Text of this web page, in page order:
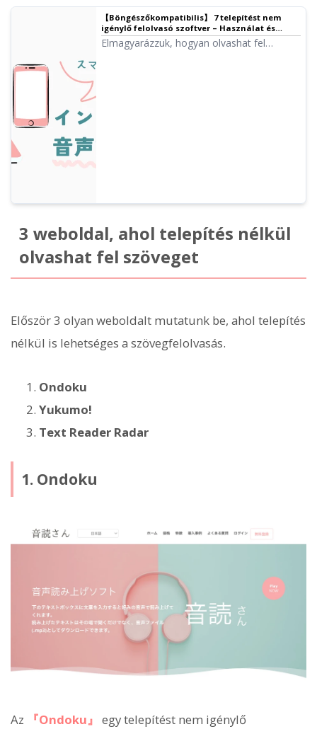
【Böngészőkompatibilis】 7 telepítést nem
igénylő felolvasó szoftver – Használat és
ajánlott szolgáltatások
Elmagyarázzuk, hogyan olvashat fel
3 weboldal, ahol telepítés nélkül
olvashat fel szöveget
Először 3 olyan weboldalt mutatunk be, ahol telepítés
nélkül is lehetséges a szövegfelolvasás.
Ondoku
Yukumo!
Text Reader Radar
1. Ondoku
Az 『Ondoku』 egy telepítést nem igénylő